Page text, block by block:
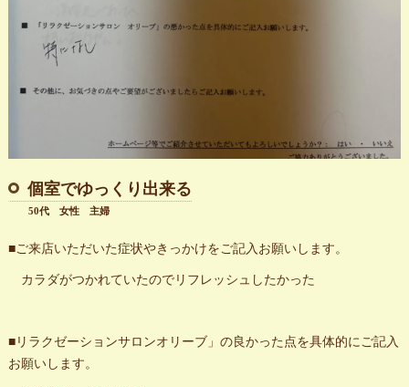
個室でゆっくり出来る
50代 女性 主婦
■ご来店いただいた症状やきっかけをご記入お願いします。
カラダがつかれていたのでリフレッシュしたかった
■リラクゼーションサロンオリーブ」の良かった点を具体的にご記入
お願いします。